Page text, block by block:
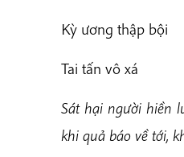
Kỳ ương
Tai tấn
Sát hại người hiền
khi quabáo về tới,